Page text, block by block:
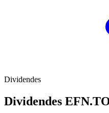
Dividendes
Dividendes